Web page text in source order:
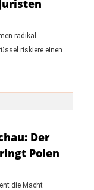
radikal
riskiere einen
Der
Polen
die Macht –